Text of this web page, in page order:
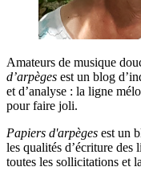
Amateurs de musique
d’arpèges est un blog
et d’analyse : la ligne
pour faire joli.
Papiers d'arpèges est un
les qualités d’écriture des
toutes les sollicitations et